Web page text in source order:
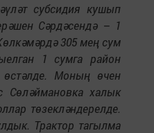
субсидия кушып
Сәрдәсендә – 1
305 мең сум
1 сумга район
Моның өчен
халык
төзекләндерелде.
Трактор тагылма